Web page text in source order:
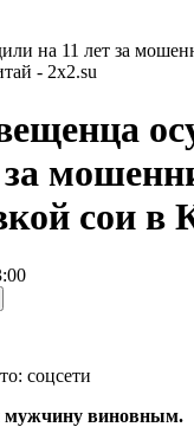
на 11 лет за
- 2x2.su
за
сои в
соцсети
мужчину виновным.